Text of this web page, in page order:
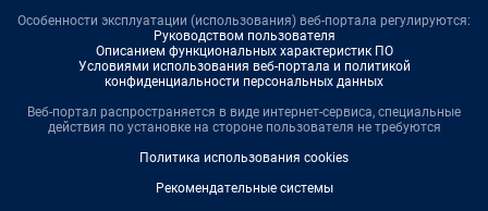
Особенности эксплуатации (использования) веб-портала регулируются:
Руководством пользователя
Описанием функциональных характеристик ПО
Условиями использования веб-портала и политикой
конфиденциальности персональных данных
Веб-портал распространяется в виде интернет-сервиса, специальные
действия по установке на стороне пользователя не требуются
Политика использования cookies
Рекомендательные системы